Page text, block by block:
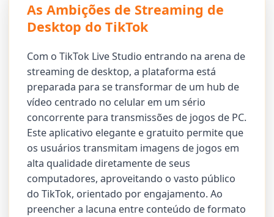
As Ambições de Streaming de
Desktop do TikTok
Com o TikTok Live Studio entrando na arena de
streaming de desktop, a plataforma está
preparada para se transformar de um hub de
vídeo centrado no celular em um sério
concorrente para transmissões de jogos de PC.
Este aplicativo elegante e gratuito permite que
os usuários transmitam imagens de jogos em
alta qualidade diretamente de seus
computadores, aproveitando o vasto público
do TikTok, orientado por engajamento. Ao
preencher a lacuna entre conteúdo de formato